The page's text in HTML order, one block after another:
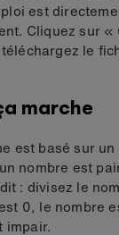
est
Cliquez sur «
le
marche
est basé sur
nombre est
: divisez le
0, le nombre
impair.